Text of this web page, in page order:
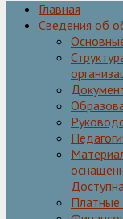
Главная
Сведения об
Платные